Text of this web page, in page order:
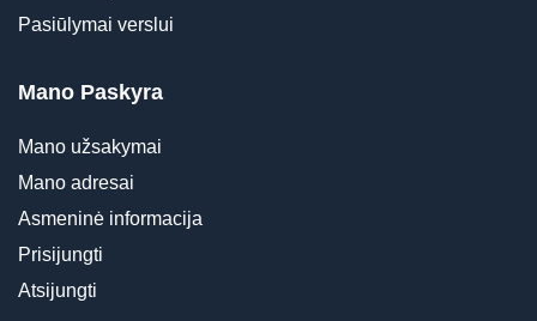
Pasiūlymai verslui
Mano Paskyra
Mano užsakymai
Mano adresai
Asmeninė informacija
Prisijungti
Atsijungti